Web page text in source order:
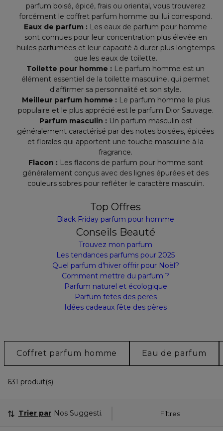
parfum boisé, épicé, frais ou oriental, vous trouverez
forcément le coffret parfum homme qui lui correspond.
Eaux de parfum : Les eaux de parfum pour homme
sont connues pour leur concentration plus élevée en
huiles parfumées et leur capacité à durer plus longtemps
que les eaux de toilette.
Toilette pour homme : Le parfum homme est un
élément essentiel de la toilette masculine, qui permet
d'affirmer sa personnalité et son style.
Meilleur parfum homme : Le parfum homme le plus
populaire et le plus apprécié est le parfum Dior Sauvage.
Parfum masculin : Un parfum masculin est
généralement caractérisé par des notes boisées, épicées
et florales qui apportent une touche masculine à la
fragrance.
Flacon : Les flacons de parfum pour homme sont
généralement conçus avec des lignes épurées et des
couleurs sobres pour refléter le caractère masculin.
Top Offres
Black Friday parfum pour homme
Conseils Beauté
Trouvez mon parfum
Les tendances parfums pour 2025
Quel parfum d'hiver offrir pour Noël?
Comment mettre du parfum ?
Parfum naturel et écologique
Parfum fetes des peres
Idées cadeaux fête des pères
Coffret parfum homme Eau de parfum
631 produit(s)
Filtres
Trier par Nos Suggestions